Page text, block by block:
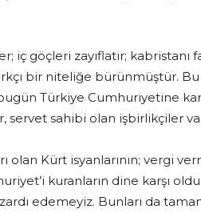
iç göçleri zayıflatır; kabristanı
bir niteliğe bürünmüştür.
Türkiye Cumhuriyetine
servet sahibi olan işbirlikçiler
olan Kürt isyanlarının; vergi
kuranların dine karşı
edemeyiz. Bunları da